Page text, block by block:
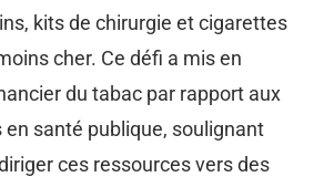
kits de chirurgie et cigarettes
cher. Ce défi a mis en
du tabac par rapport aux
santé publique, soulignant
ces ressources vers des